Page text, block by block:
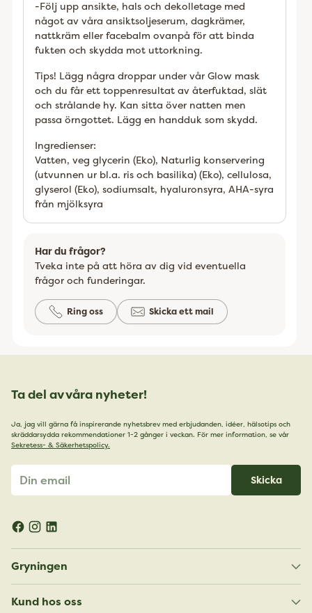
-Följ upp ansikte, hals och dekolletage med
något av våra ansiktsoljeserum, dagkrämer,
nattkräm eller facebalm ovanpå för att binda
fukten och skydda mot uttorkning.
Tips! Lägg några droppar under vår Glow mask
och du får ett toppenresultat av återfuktad, slät
och strålande hy. Kan sitta över natten men
passa örngottet. Lägg en handduk som skydd.
Ingredienser:
Vatten, veg glycerin (Eko), Naturlig konservering
(utvunnen ur bl.a. ris och basilika) (Eko), cellulosa,
glyserol (Eko), sodiumsalt, hyaluronsyra, AHA-syra
från mjölksyra
Har du frågor?
Tveka inte på att höra av dig vid eventuella
frågor och funderingar.
Ring oss Skicka ett mail
Ta del av våra nyheter!
Ja, jag vill gärna få inspirerande nyhetsbrev med erbjudanden, idéer, hälsotips och
skräddarsydda rekommendationer 1-2 gånger i veckan. För mer information, se vår
Sekretess- & Säkerhetspolicy.
email
Skicka
Gryningen
Kund hos oss